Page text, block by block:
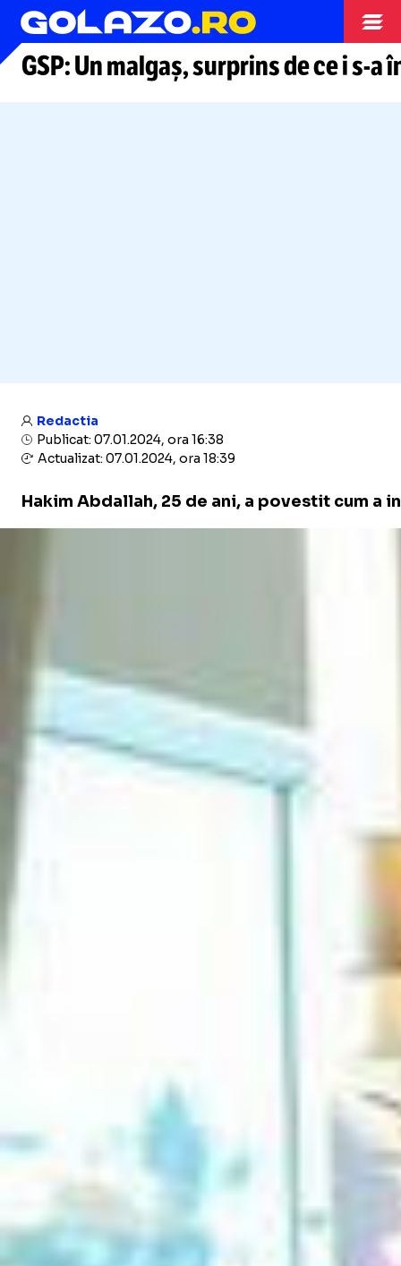
Arhiva fotbal
GSP: Un malgaș, surprins de ce is-a
Redactia
Publicat: 07.01.2024, ora 16:38
Actualizat: 07.01.2024, ora 18:39
Hakim Abdallah, 25 de ani, a povestit cum